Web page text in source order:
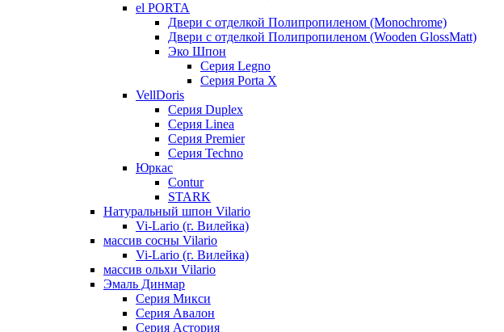
el PORTA
Двери с отделкой Полипропиленом (Monochrome)
Двери с отделкой Полипропиленом (Wooden GlossMatt)
Эко Шпон
Серия Legno
Серия Porta X
VellDoris
Серия Duplex
Серия Linea
Серия Premier
Серия Techno
Юркас
Contur
STARK
Натуральный шпон Vilario
Vi-Lario (г. Вилейка)
массив сосны Vilario
Vi-Lario (г. Вилейка)
массив ольхи Vilario
Эмаль Динмар
Серия Микси
Серия Авалон
Серия Астория